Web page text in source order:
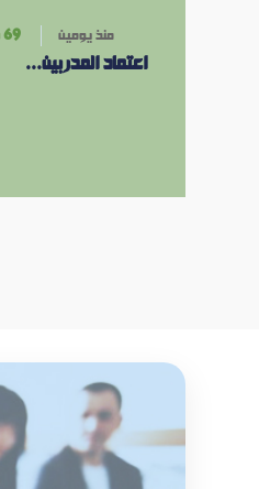
منذ يومين 69 مشاهدة
اعتماد المدربين...